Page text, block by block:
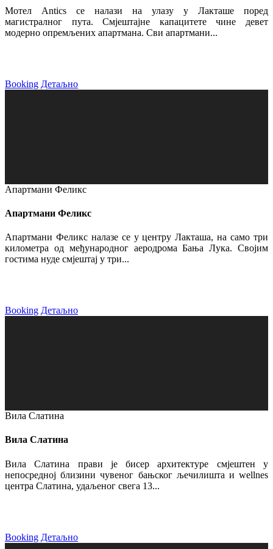
Мотел Antics се налази на улазу у Лакташе поред
магистралног пута. Смјештајне капацитете чине девет
модерно опремљених апартмана. Сви апартмани...
Booking Детаљно
Апартмани Феликс
Апартмани Феликс
Апартмани Феликс налазе се у центру Лакташа, на само три
километра од међународног аеродрома Бања Лука. Својим
гостима нуде смјештај у три...
Booking Детаљно
Вила Слатина
Вила Слатина
Вила Слатина прави је бисер архитектуре смјештен у
непосредној близини чувеног бањског љечилишта и wellnes
центра Слатина, удаљеног свега 13...
Booking Детаљно